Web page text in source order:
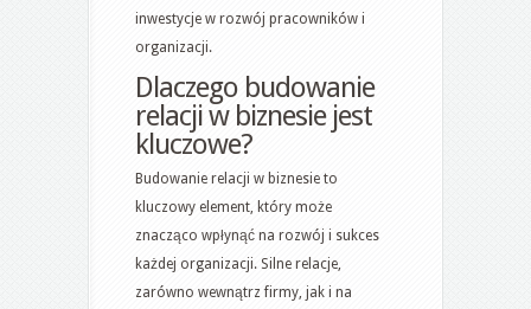
inwestycje w rozwój pracowników i
organizacji.
Dlaczego budowanie
relacji w biznesie jest
kluczowe?
Budowanie relacji w biznesie to
kluczowy element, który może
znacząco wpłynąć na rozwój i sukces
każdej organizacji. Silne relacje,
zarówno wewnątrz firmy, jak i na